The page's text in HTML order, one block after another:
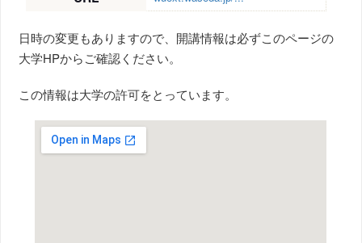
日時の変更もありますので、開講情報は必ずこのページの
大学HPからご確認ください。
この情報は大学の許可をとっています。